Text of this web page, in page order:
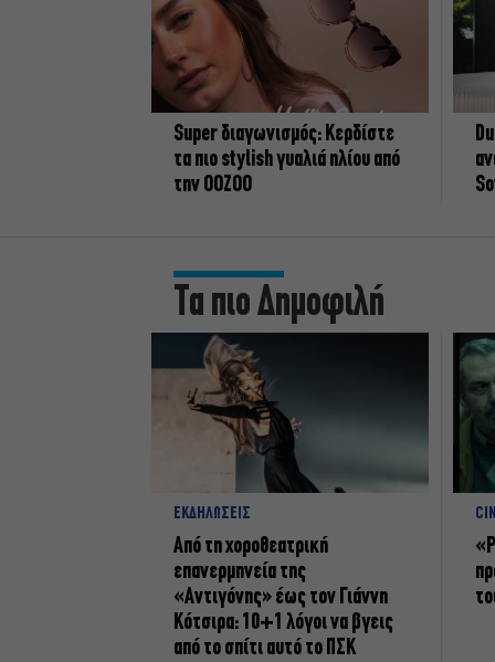
Super διαγωνισμός: Κερδίστε
τα πιο stylish γυαλιά ηλίου από
την OOZOO
Τα πιο Δημοφιλή
ΕΚΔΗΛΩΣΕΙΣ
Από τη χοροθεατρική
επανερμηνεία της
«Αντιγόνης» έως τον Γιάννη
Κότσιρα: 10+1 λόγοι να βγεις
από το σπίτι αυτό το ΠΣΚ